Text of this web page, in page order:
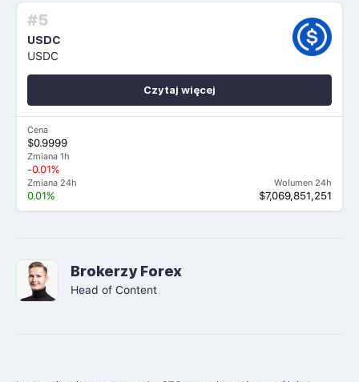
#5
USDC
USDC
Cena
$0.9999
Zmiana 1h
-0.01%
Zmiana 24h
0.01%
Wolumen 24h
$7,069,851,251
Czytaj więcej
Brokerzy Forex
Head of Content